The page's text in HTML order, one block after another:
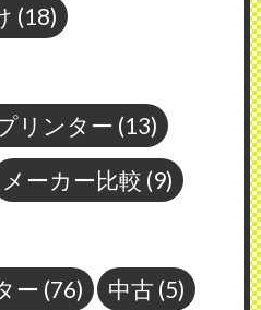
(18)
リンター (13)
メーカー比較 (9)
ー (76) 中古 (5)